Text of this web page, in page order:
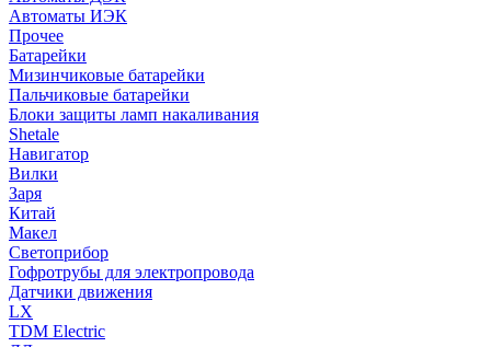
Автоматы ИЭК
Прочее
Батарейки
Мизинчиковые батарейки
Пальчиковые батарейки
Блоки защиты ламп накаливания
Shetale
Навигатор
Вилки
Заря
Китай
Макел
Светоприбор
Гофротрубы для электропровода
Датчики движения
LX
TDM Electric